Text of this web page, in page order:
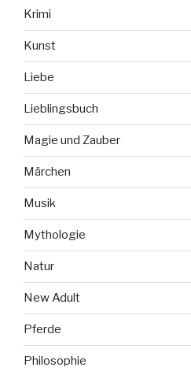
Krimi
Kunst
Liebe
Lieblingsbuch
Magie und Zauber
Märchen
Musik
Mythologie
Natur
New Adult
Pferde
Philosophie